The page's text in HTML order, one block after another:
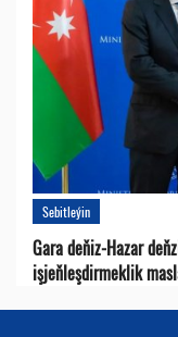
Sebitleýin
Gara deňiz-Hazar
işjeňleşdirmeklik